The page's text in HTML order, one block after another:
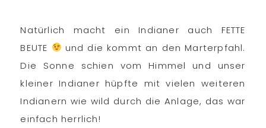
Natürlich macht ein Indianer auch FETTE
BEUTE
und die kommt an den Marterpfahl.
Die Sonne schien vom Himmel und unser
kleiner Indianer hüpfte mit vielen weiteren
Indianern wie wild durch die Anlage, das war
einfach herrlich!